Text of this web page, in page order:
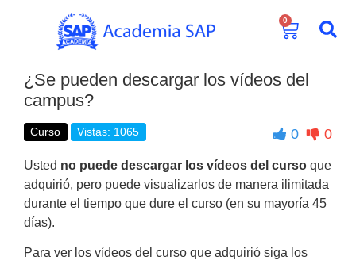
0
¿Se pueden descargar los vídeos del
campus?
Curso Vistas: 1065 0 0
Usted no puede descargar los vídeos del curso que
adquirió, pero puede visualizarlos de manera ilimitada
durante el tiempo que dure el curso (en su mayoría 45
días).
Para ver los vídeos del curso que adquirió siga los